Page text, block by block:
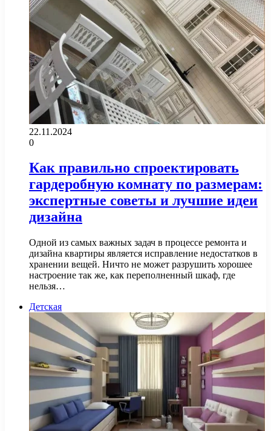
22.11.2024
0
Как правильно спроектировать
гардеробную комнату по размерам:
экспертные советы и лучшие идеи
дизайна
Одной из самых важных задач в процессе ремонта и
дизайна квартиры является исправление недостатков в
хранении вещей. Ничто не может разрушить хорошее
настроение так же, как переполненный шкаф, где
нельзя…
Детская